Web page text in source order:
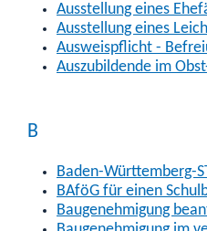
Ausstellung eines
Ausstellung eines
Ausweispflicht -
Auszubildende im
B
Baden-Württemberg-
BAföG für einen
Baugenehmigung